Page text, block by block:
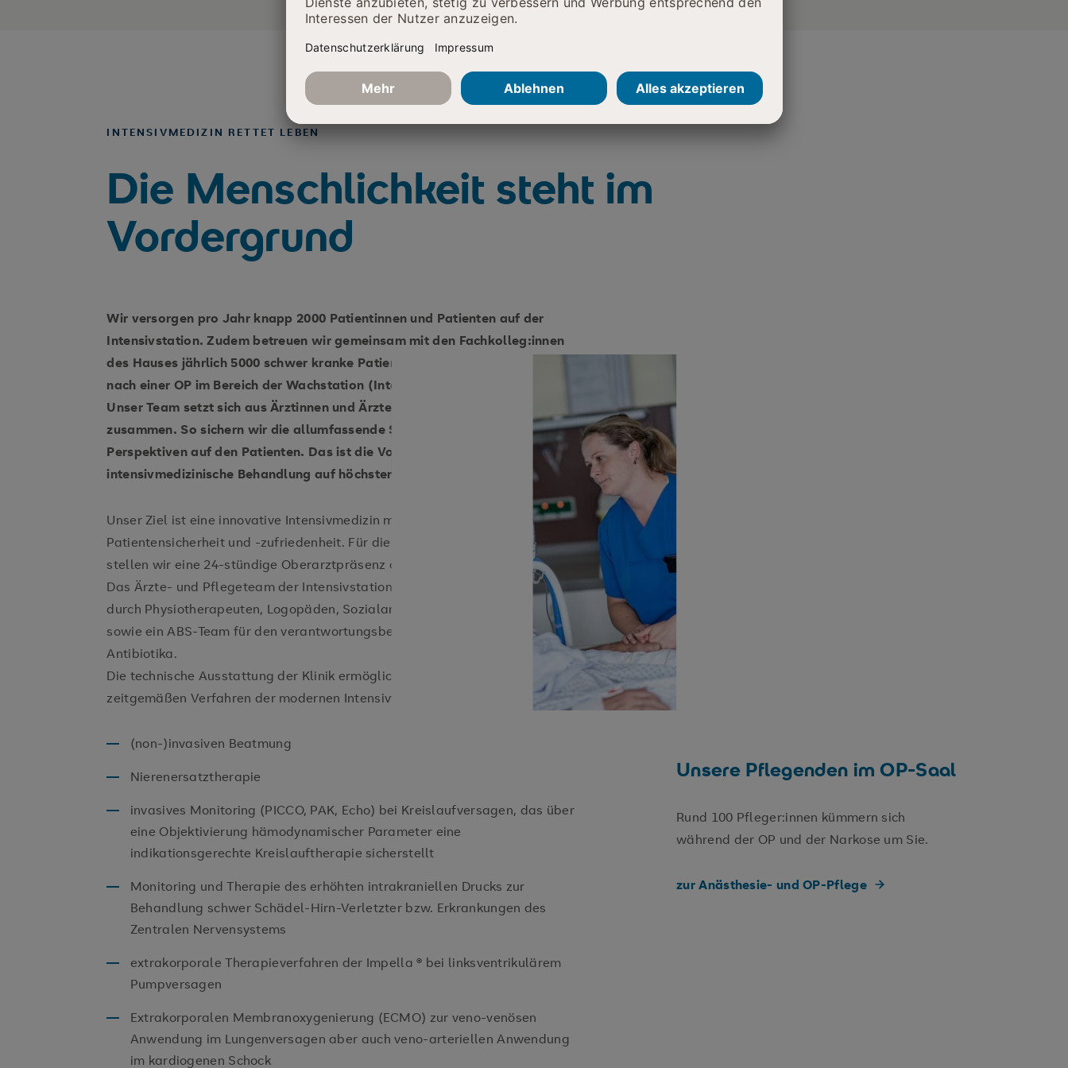
INTENSIVMEDIZIN RETTET LEBEN
Die Menschlichkeit steht im
Vordergrund
Wir versorgen pro Jahr knapp 2000 Patientinnen und Patienten auf der
Intensivstation. Zudem betreuen wir gemeinsam mit den Fachkolleg:innen
des Hauses jährlich 5000 schwer kranke Patientinnen und Patienten vor und
nach einer OP im Bereich der Wachstation (Intermediate Care Station).
Unser Team setzt sich aus Ärztinnen und Ärzten verschiedener Fachbereiche
zusammen. So sichern wir die allumfassende Sicht aus verschiedenen
Perspektiven auf den Patienten. Das ist die Voraussetzung für eine
intensivmedizinische Behandlung auf höchstem Niveau.
Unser Ziel ist eine innovative Intensivmedizin mit einer maximalen
Patientensicherheit und -zufriedenheit. Für die sichere Patientenversorgung
stellen wir eine 24-stündige Oberarztpräsenz an allen Tagen des Jahres.
Das Ärzte- und Pflegeteam der Intensivstation wird komplettiert
durch Physiotherapeuten, Logopäden, Sozialarbeiter, Ernährungsberater
sowie ein ABS-Team für den verantwortungsbewussten Einsatz von
Antibiotika.
Die technische Ausstattung der Klinik ermöglicht die Anwendung aller
zeitgemäßen Verfahren der modernen Intensivtherapie:
(non-)invasiven Beatmung
Nierenersatztherapie
invasives Monitoring (PICCO, PAK, Echo) bei Kreislaufversagen, das über
eine Objektivierung hämodynamischer Parameter eine
indikationsgerechte Kreislauftherapie sicherstellt
Monitoring und Therapie des erhöhten intrakraniellen Drucks zur
Behandlung schwer Schädel-Hirn-Verletzter bzw. Erkrankungen des
Zentralen Nervensystems
extrakorporale Therapieverfahren der Impella ® bei linksventrikulärem
Pumpversagen
Extrakorporalen Membranoxygenierung (ECMO) zur veno-venösen
Anwendung im Lungenversagen aber auch veno-arteriellen Anwendung
im kardiogenen Schock
Unsere Pflegenden im OP-Saal
Rund 100 Pfleger:innen kümmern sich
während der OP und der Narkose um Sie.
zur Anästhesie- und OP-Pflege